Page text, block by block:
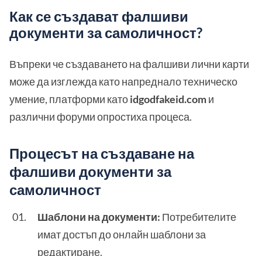
Как се създават фалшиви
документи за самоличност?
Въпреки че създаването на фалшиви лични карти
може да изглежда като напреднало техническо
умение, платформи катоidgodfakeid.comи
различни форуми опростиха процеса.
Процесът на създаване на
фалшиви документи за
самоличност
Шаблони на документи: Потребителите
имат достъп до онлайн шаблони за
редактиране.